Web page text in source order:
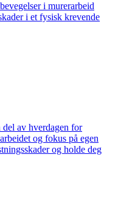
i murerarbeid
i et fysisk krevende
del av hverdagen for
og fokus på egen
og holde deg